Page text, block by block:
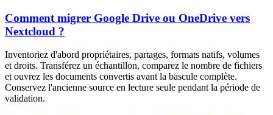
Comment migrer Google Drive ou OneDrive vers
Nextcloud ?
Inventoriez d'abord propriétaires, partages, formats natifs, volumes
et droits. Transférez un échantillon, comparez le nombre de fichiers
et ouvrez les documents convertis avant la bascule complète.
Conservez l'ancienne source en lecture seule pendant la période de
validation.